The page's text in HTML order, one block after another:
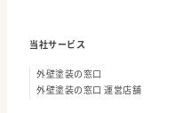
当社サービス
外壁塗装の窓口
外壁塗装の窓口 運営店舗